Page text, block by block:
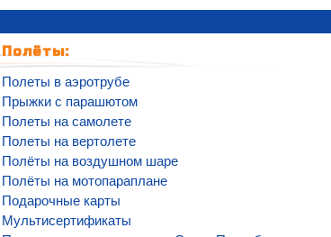
Полёты:
Полеты в аэротрубе
Прыжки с парашютом
Полеты на самолете
Полеты на вертолете
Полёты на воздушном шаре
Полёты на мотопараплане
Подарочные карты
Мультисертификаты